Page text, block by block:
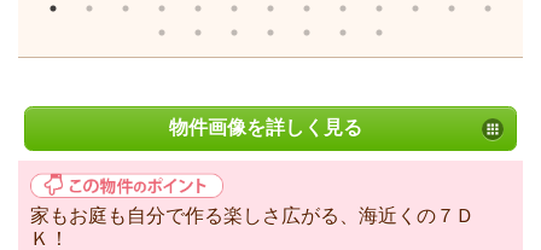
物件画像を詳しく見る
家もお庭も自分で作る楽しさ広がる、海近くの７Ｄ
Ｋ！